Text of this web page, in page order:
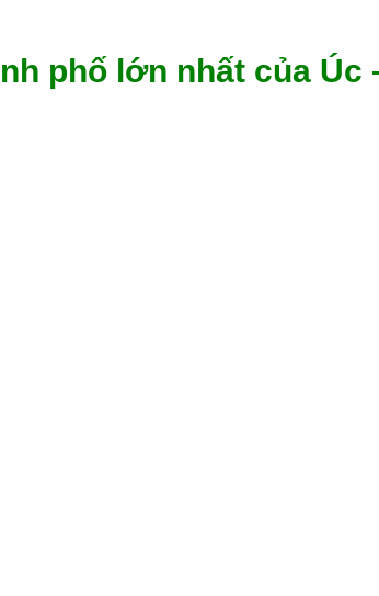
phố lớn nhất của Úc